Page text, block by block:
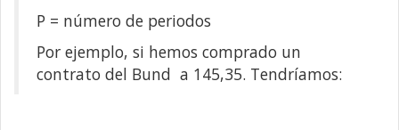
P = número de periodos
Por ejemplo, si hemos comprado un
contrato del Bund a 145,35. Tendríamos: